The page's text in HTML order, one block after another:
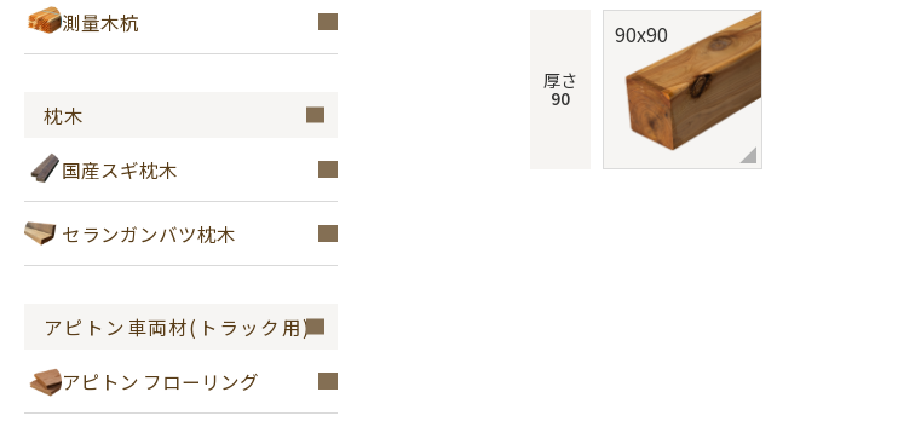
測量木杭
枕木
国産スギ枕木
セランガンバツ枕木
アピトン車両材(トラック用)
アピトン フローリング
厚さ
90
90x90